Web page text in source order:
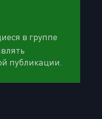
в группе
публикации.